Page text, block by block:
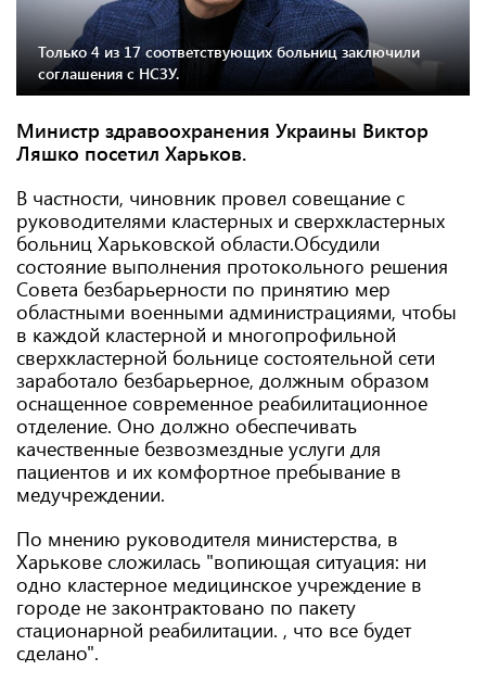
Только 4 из 17 соответствующих больниц заключили
соглашения с НСЗУ.
Министр здравоохранения Украины Виктор
Ляшко посетил Харьков.
В частности, чиновник провел совещание с
руководителями кластерных и сверхкластерных
больниц Харьковской области.Обсудили
состояние выполнения протокольного решения
Совета безбарьерности по принятию мер
областными военными администрациями, чтобы
в каждой кластерной и многопрофильной
сверхкластерной больнице состоятельной сети
заработало безбарьерное, должным образом
оснащенное современное реабилитационное
отделение. Оно должно обеспечивать
качественные безвозмездные услуги для
пациентов и их комфортное пребывание в
медучреждении.
По мнению руководителя министерства, в
Харькове сложилась "вопиющая ситуация: ни
одно кластерное медицинское учреждение в
городе не законтрактовано по пакету
стационарной реабилитации. , что все будет
сделано".